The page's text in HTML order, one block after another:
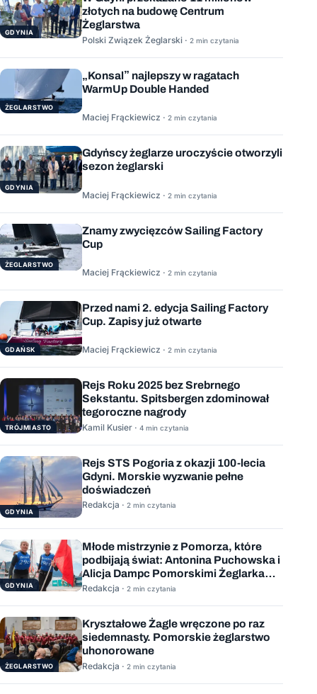
GDYNIA
złotych na budowę Centrum
Żeglarstwa
Polski Związek Żeglarski · 2 min czytania
ŻEGLARSTWO
„Konsal” najlepszy w ragatach
WarmUp Double Handed
Maciej Frąckiewicz · 2 min czytania
GDYNIA
Gdyńscy żeglarze uroczyście otworzyli
sezon żeglarski
Maciej Frąckiewicz · 2 min czytania
ŻEGLARSTWO
Znamy zwycięzców Sailing Factory
Cup
Maciej Frąckiewicz · 2 min czytania
GDAŃSK
Przed nami 2. edycja Sailing Factory
Cup. Zapisy już otwarte
Maciej Frąckiewicz · 2 min czytania
TRÓJMIASTO
Rejs Roku 2025 bez Srebrnego
Sekstantu. Spitsbergen zdominował
tegoroczne nagrody
Kamil Kusier · 4 min czytania
GDYNIA
Rejs STS Pogoria z okazji 100-lecia
Gdyni. Morskie wyzwanie pełne
doświadczeń
Redakcja · 2 min czytania
GDYNIA
Młode mistrzynie z Pomorza, które
podbijają świat: Antonina Puchowska i
Alicja Dampc Pomorskimi Żeglarkami
Roku 2025
Redakcja · 2 min czytania
ŻEGLARSTWO
Kryształowe Żagle wręczone po raz
siedemnasty. Pomorskie żeglarstwo
uhonorowane
Redakcja · 2 min czytania